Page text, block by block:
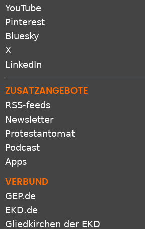
YouTube
Pinterest
Bluesky
X
LinkedIn
ZUSATZANGEBOTE
RSS-feeds
Newsletter
Protestantomat
Podcast
Apps
VERBUND
GEP.de
EKD.de
Gliedkirchen der EKD